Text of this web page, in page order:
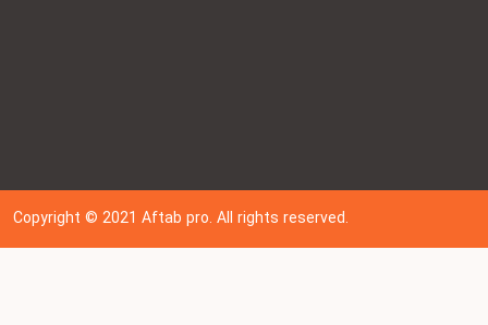
Copyright © 202 1Aftab pro. All rights reserved.